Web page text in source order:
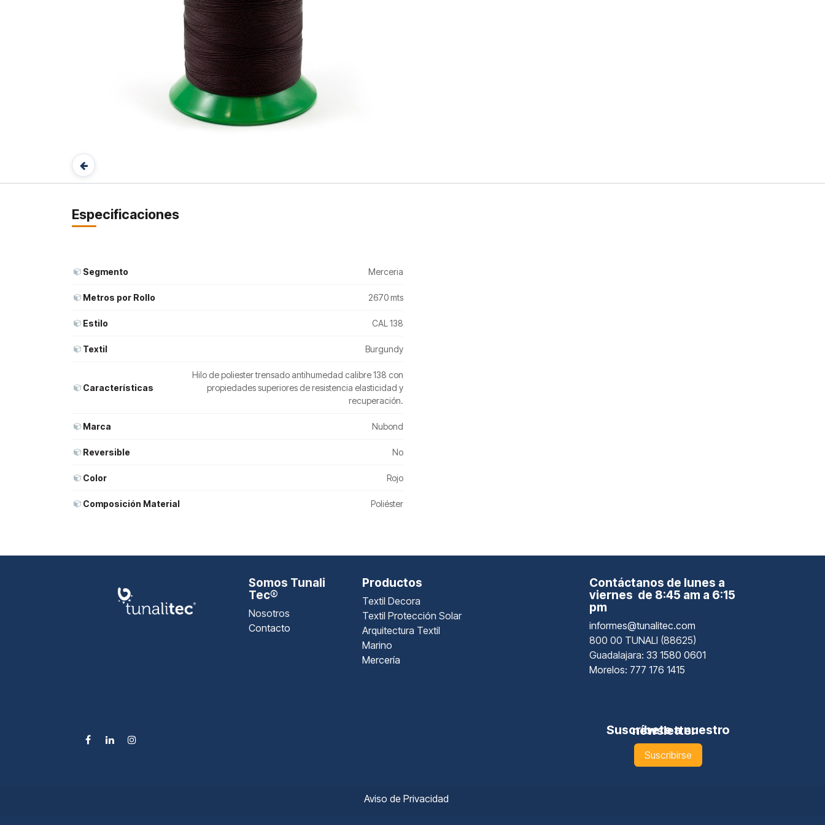
Especificaciones
Segmento Merceria
Metros por Rollo 2670 mts
Estilo CAL 138
Textil Burgundy
Características
Hilo de poliester trensado antihumedad calibre 138 con
propiedades superiores de resistencia elasticidad y
recuperación.
Marca Nubond
Reversible No
Color Rojo
Composición Material Poliéster
Somos Tunali
Tec®
Nosotros
Contacto
Productos
Textil Decora
Textil Protección Solar
Arquitectura Textil
Marino
Mercería
Contáctanos de lunes a
viernes de 8:45 am a 6:15
pm
informes@tunalitec.com
800 00 TUNALI (88625)
Guadalajara: 33 1580 0601
Morelos: 777 176 1415
Suscríbete a nuestro newsletter
Suscribirse
Aviso de Privacidad